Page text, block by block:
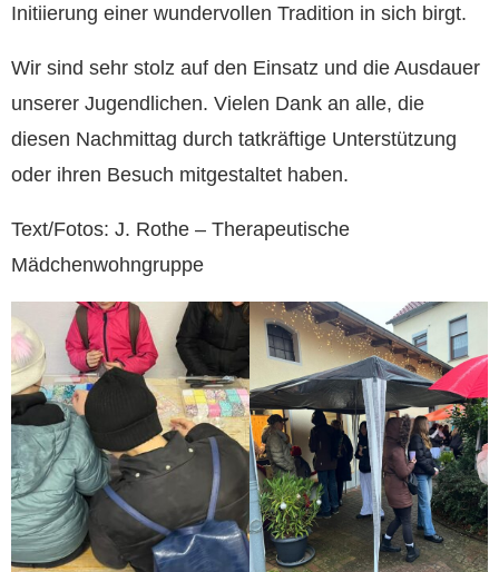
Initiierung einer wundervollen Tradition in sich birgt.
Wir sind sehr stolz auf den Einsatz und die Ausdauer
unserer Jugendlichen. Vielen Dank an alle, die
diesen Nachmittag durch tatkräftige Unterstützung
oder ihren Besuch mitgestaltet haben.
Text/Fotos: J. Rothe – Therapeutische
Mädchenwohngruppe